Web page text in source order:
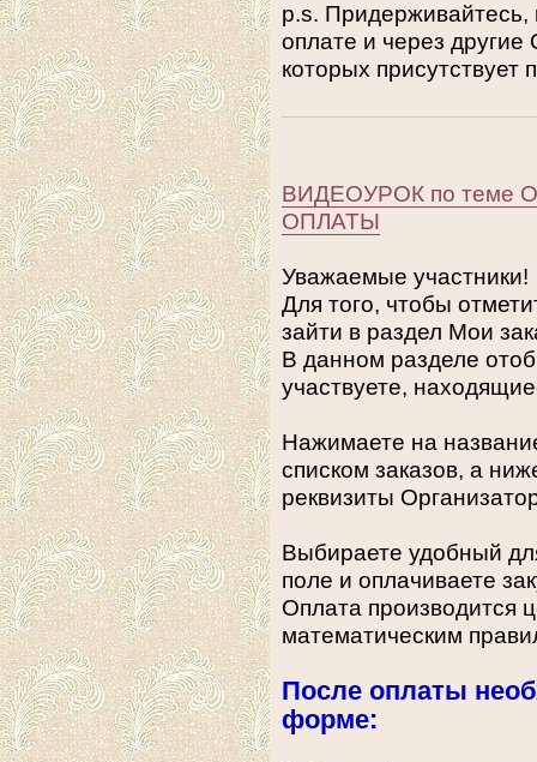
p.s. Придерживайтесь,
оплате и через
которых
ВИДЕОУРОК по теме
ОПЛАТЫ
Уважаемые участники!
Для того, чтобы
зайти в раздел Мои
В данном разделе
участвуете,
Нажимаете на
списком заказов, а
реквизиты
Выбираете удобный
поле и оплачиваете
Оплата производится
математическим
После оплаты
форме: